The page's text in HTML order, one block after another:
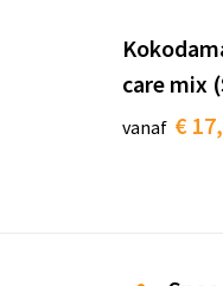
care mix
vanaf €